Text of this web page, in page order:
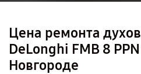
Цена ремонта
DeLonghi FMB 8
Новгороде